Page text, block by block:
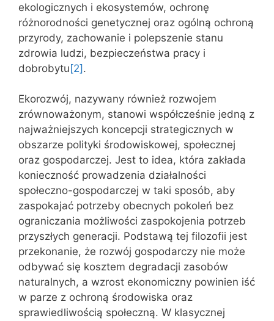
ekologicznych i ekosystemów, ochronę
różnorodności genetycznej oraz ogólną ochroną
przyrody, zachowanie i polepszenie stanu
zdrowia ludzi, bezpieczeństwa pracy i
dobrobytu[2].
Ekorozwój, nazywany również rozwojem
zrównoważonym, stanowi współcześnie jedną z
najważniejszych koncepcji strategicznych w
obszarze polityki środowiskowej, społecznej
oraz gospodarczej. Jest to idea, która zakłada
konieczność prowadzenia działalności
społeczno-gospodarczej w taki sposób, aby
zaspokajać potrzeby obecnych pokoleń bez
ograniczania możliwości zaspokojenia potrzeb
przyszłych generacji. Podstawą tej filozofii jest
przekonanie, że rozwój gospodarczy nie może
odbywać się kosztem degradacji zasobów
naturalnych, a wzrost ekonomiczny powinien iść
w parze z ochroną środowiska oraz
sprawiedliwością społeczną. W klasycznej